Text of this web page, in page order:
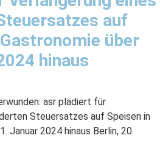
auf
über
hinaus
asr plädiert für
Steuersatzes auf Speisen in
Januar 2024 hinaus Berlin, 20.